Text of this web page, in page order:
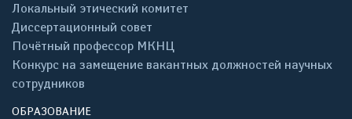
Локальный этический комитет
Диссертационный совет
Почётный профессор МКНЦ
Конкурс на замещение вакантных должностей научных
сотрудников
ОБРАЗОВАНИЕ